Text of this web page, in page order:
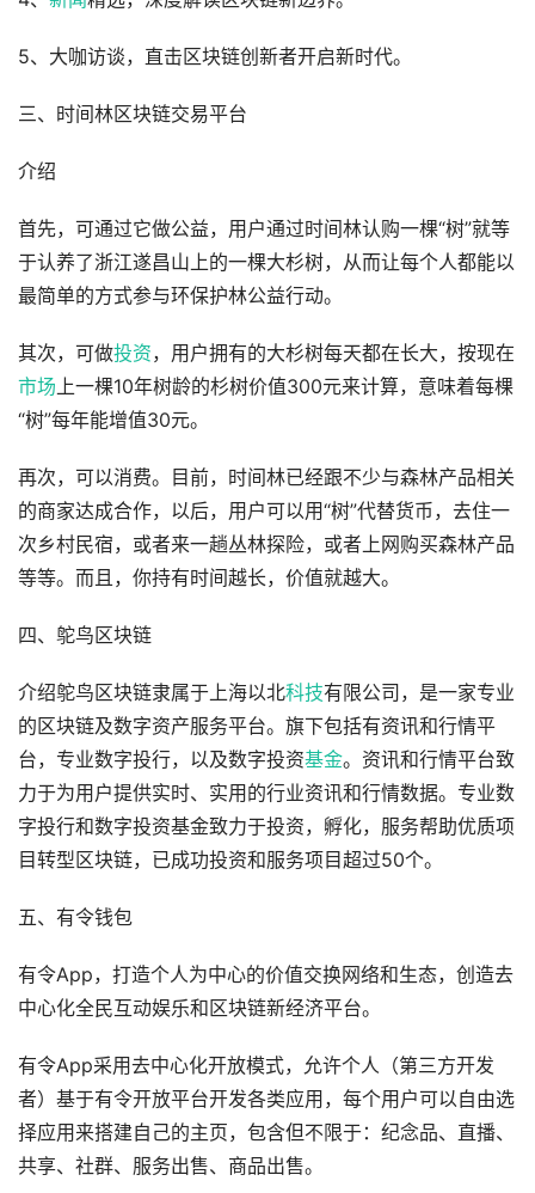
5、大咖访谈，直击区块链创新者开启新时代。
三、时间林区块链交易平台
介绍
首先，可通过它做公益，用户通过时间林认购一棵“树”就等
于认养了浙江遂昌山上的一棵大杉树，从而让每个人都能以
最简单的方式参与环保护林公益行动。
其次，可做投资，用户拥有的大杉树每天都在长大，按现在
市场 上一棵10年树龄的杉树价值300元来计算，意味着每棵
“树”每年能增值30元。
再次，可以消费。目前，时间林已经跟不少与森林产品相关
的商家达成合作，以后，用户可以用“树”代替货币，去住一
次乡村民宿，或者来一趟丛林探险，或者上网购买森林产品
等等。而且，你持有时间越长，价值就越大。
四、鸵鸟区块链
介绍鸵鸟区块链隶属于上海以北科技有限公司，是一家专业
的区块链及数字资产服务平台。旗下包括有资讯和行情平
台，专业数字投行，以及数字投资基金。资讯和行情平台致
力于为用户提供实时、实用的行业资讯和行情数据。专业数
字投行和数字投资基金致力于投资，孵化，服务帮助优质项
目转型区块链，已成功投资和服务项目超过50个。
五、有令钱包
有令App，打造个人为中心的价值交换网络和生态，创造去
中心化全民互动娱乐和区块链新经济平台。
有令App采用去中心化开放模式，允许个人（第三方开发
者）基于有令开放平台开发各类应用，每个用户可以自由选
择应用来搭建自己的主页，包含但不限于：纪念品、直播、
共享、社群、服务出售、商品出售。